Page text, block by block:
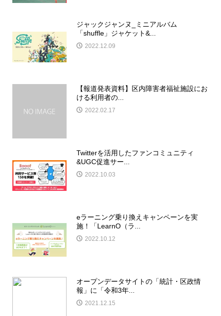
ジャックジャンヌ_ミニアルバム
「shuffle」ジャケット&...
2022.12.09
【報道発表資料】区内障害者福祉施設にお
ける利用者の...
2022.02.17
Twitterを活用したファンコミュニティ
&UGC促進サー...
2022.10.03
eラーニング乗り換えキャンペーンを実
施！「LearnO（ラ...
2022.10.12
オープンデータサイトの「統計・区政情
報」に「令和3年...
2021.12.15